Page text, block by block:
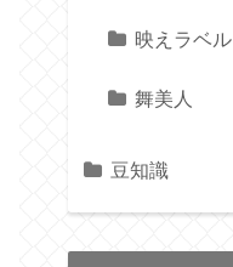
映えラベル
舞美人
豆知識